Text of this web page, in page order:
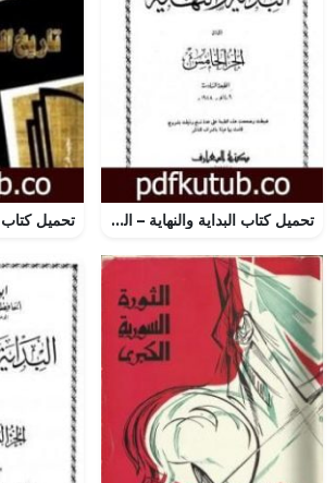
تحميل كتاب البداية والنهاية – الجزء الخامس PDF تأليف ابن كثير مجانا [كامل]